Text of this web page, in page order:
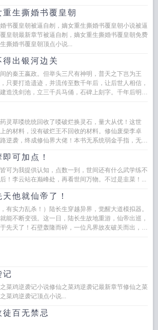
生撕婚书覆皇朝
书覆皇朝被逼自刎，嫡女重生撕婚书覆皇朝小说被逼
皇朝最新章节被逼自刎，嫡女重生撕婚书覆皇朝免费
撕婚书覆皇朝顶点小说...
出银河边关
的秦王嬴政。但举头三尺有神明，普天之下岂为王
只要打造遗迹，并流传至数千年后，让后世人相信，
造洗剑池，立三千兵马俑，石碑上刻字。千年后明星
灵草喽统统回收了喽破烂换灵石，量大从优！这世
的材料，没有破烂王不回收的材料。修仙废柴李卓
逆袭，终成修仙界大佬！本书无系统弱金手指，无无
可加点！
可为我提供认知，点数一到，世间还有什么武学练不
！李云站在巅峰处，再看世间万物。不过是韭菜！...
他就仙帝了！
有实力乱杀！）陆长生穿越异界，觉醒大道模拟器。
能不断变强。这一日，陆长生故地重游，仙帝出巡，
先天了！石壁轰隆而碎，一位凡界故友破关而出，当
记
菜鸡逆袭记小说修仙之菜鸡逆袭记最新章节修仙之菜
菜鸡逆袭记顶点小说...
百无禁忌